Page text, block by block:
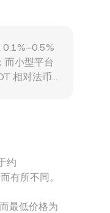
0.1%–0.5%
而小型平台
相对法币
约
有所不同。
最低价格为